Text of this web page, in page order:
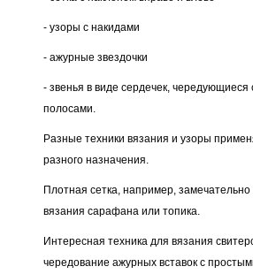
- узоры с накидами
- ажурные звездочки
- звенья в виде сердечек, чередующиеся
полосами.
Разные техники вязания и узоры
разного назначения.
Плотная сетка, например,
вязания сарафана или топика.
Интересная техника для вязания
чередование ажурных вставок с